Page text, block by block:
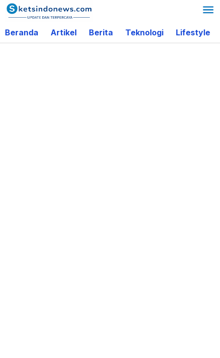
Lewati
ke
konten
Beranda Artikel Berita Teknologi Lifestyle